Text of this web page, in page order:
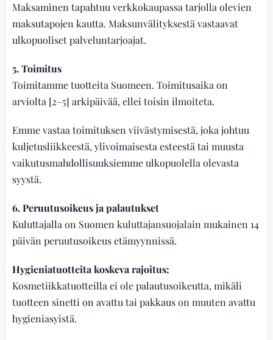
Maksaminen tapahtuu verkkokaupassa tarjolla olevien
maksutapojen kautta. Maksunvälityksestä vastaavat
ulkopuoliset palveluntarjoajat.
5. Toimitus
Toimitamme tuotteita Suomeen. Toimitusaika on
arviolta [2–5] arkipäivää, ellei toisin ilmoiteta.
Emme vastaa toimituksen viivästymisestä, joka johtuu
kuljetusliikkeestä, ylivoimaisesta esteestä tai muusta
vaikutusmahdollisuuksiemme ulkopuolella olevasta
syystä.
6. Peruutusoikeus ja palautukset
Kuluttajalla on Suomen kuluttajansuojalain mukainen 14
päivän peruutusoikeus etämyynnissä.
Hygieniatuotteita koskeva rajoitus:
Kosmetiikkatuotteilla ei ole palautusoikeutta, mikäli
tuotteen sinetti on avattu tai pakkaus on muuten avattu
hygieniasyistä.